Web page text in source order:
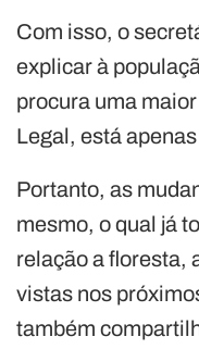
Com isso, o
explicar à
procura uma
Legal, está
Portanto, as
mesmo, o qual já
relação a floresta,
vistas nos
também